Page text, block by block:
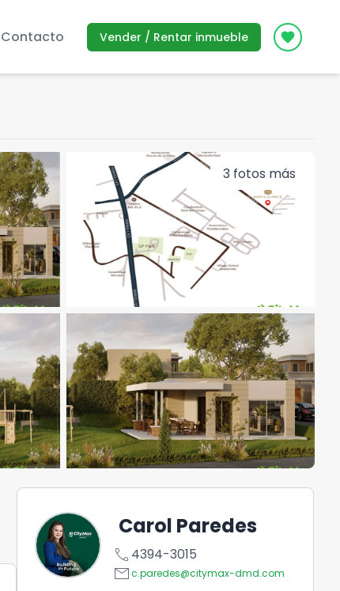
Contacto Vender / Rentar inmueble Icon
3 fotos más
Carol Paredes
call 4394-3015
emailc.paredes@citymax-dmd.com